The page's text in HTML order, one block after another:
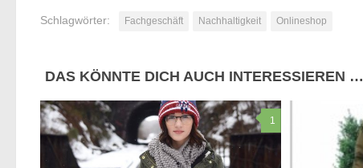
Schlagwörter: Fachgeschäft Nachhaltigkeit Onlineshop
DAS KÖNNTE DICH AUCH INTERESSIEREN …
1